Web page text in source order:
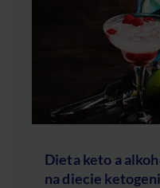
Dieta keto a
na diecie